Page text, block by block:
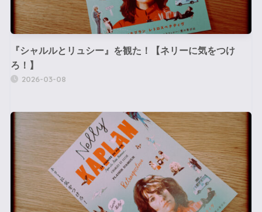
『シャルルとリュシー』を観た！【ネリーに気をつけ
ろ！】
2026-03-08